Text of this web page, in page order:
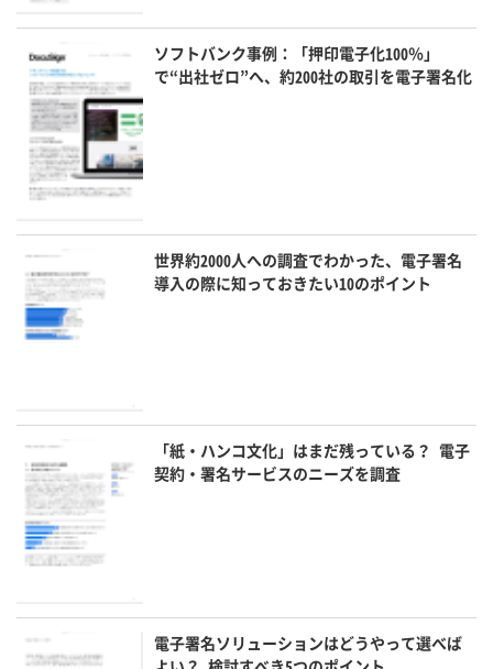
ソフトバンク事例：「押印電子化100％」
で“出社ゼロ”へ、約200社の取引を電子署名化
世界約2000人への調査でわかった、電子署名
導入の際に知っておきたい10のポイント
「紙・ハンコ文化」はまだ残っている？ 電子
契約・署名サービスのニーズを調査
電子署名ソリューションはどうやって選べば